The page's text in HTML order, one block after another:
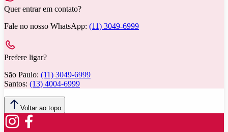
Quer entrar em contato?
Fale no nosso WhatsApp: (11) 3049-6999
Prefere ligar?
São Paulo: (11) 3049-6999
Santos: (13) 4004-6999
Voltar ao topo